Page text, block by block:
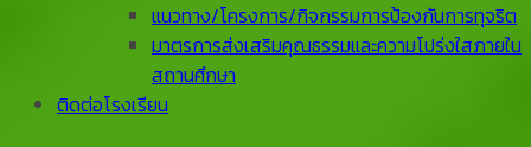
แนวทาง/โครงการ/กิจกรรมการป้องกันการทุจริต
มาตรการส่งเสริมคุณธรรมและความโปร่งใสภายใน
สถานศึกษา
ติดต่อโรงเรียน